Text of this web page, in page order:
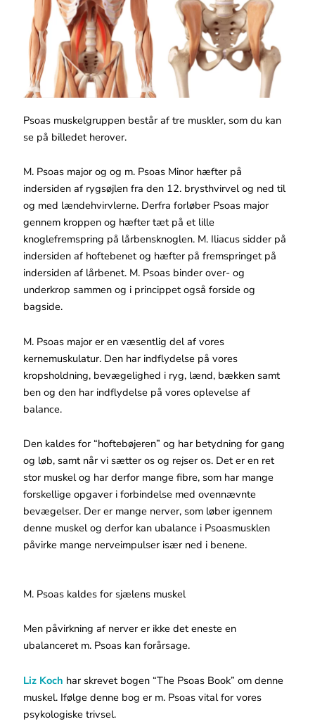
Psoas muskelgruppen består af tre muskler, som du kan
se på billedet herover.
M. Psoas major og og m. Psoas Minor hæfter på
indersiden af rygsøjlen fra den 12. brysthvirvel og ned til
og med lændehvirvlerne. Derfra forløber Psoas major
gennem kroppen og hæfter tæt på et lille
knoglefremspring på lårbensknoglen. M. Iliacus sidder på
indersiden af hoftebenet og hæfter på fremspringet på
indersiden af lårbenet. M. Psoas binder over- og
underkrop sammen og i princippet også forside og
bagside.
M. Psoas major er en væsentlig del af vores
kernemuskulatur. Den har indflydelse på vores
kropsholdning, bevægelighed i ryg, lænd, bækken samt
ben og den har indflydelse på vores oplevelse af
balance.
Den kaldes for “hoftebøjeren” og har betydning for gang
og løb, samt når vi sætter os og rejser os. Det er en ret
stor muskel og har derfor mange fibre, som har mange
forskellige opgaver i forbindelse med ovennævnte
bevægelser. Der er mange nerver, som løber igennem
denne muskel og derfor kan ubalance i Psoasmusklen
påvirke mange nerveimpulser især ned i benene.
M. Psoas kaldes for sjælens muskel
Men påvirkning af nerver er ikke det eneste en
ubalanceret m. Psoas kan forårsage.
Liz Koch har skrevet bogen “The Psoas Book” om denne
muskel. Ifølge denne bog er m. Psoas vital for vores
psykologiske trivsel.